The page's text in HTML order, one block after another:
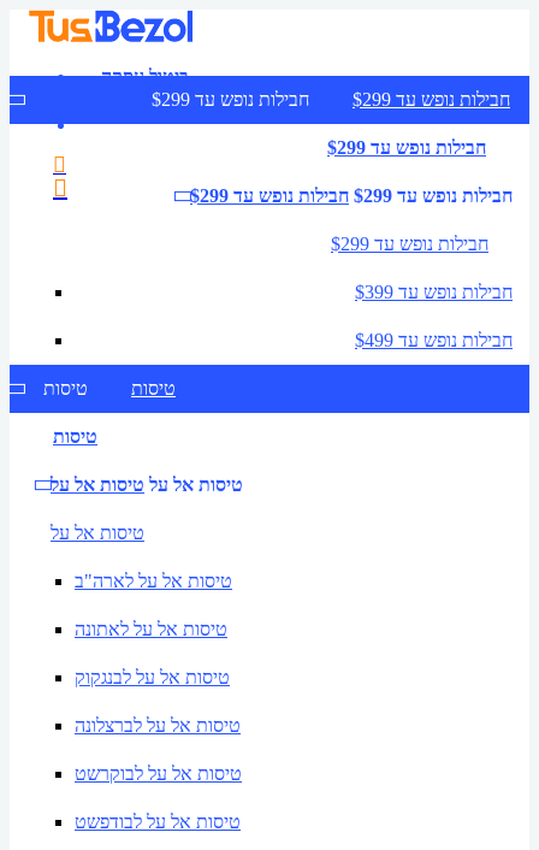
ביטול עסקה
צרו קשר
חבילות נופש עד $299 חבילות נופש עד $299
חבילות נופש עד $299
חבילות נופש עד $299 חבילות נופש עד $299
חבילות נופש עד $299
חבילות נופש עד $399
חבילות נופש עד $499
טיסות טיסות
טיסות
טיסות אל על טיסות אל על
טיסות אל על
טיסות אל על לארה"ב
טיסות אל על לאתונה
טיסות אל על לבנגקוק
טיסות אל על לברצלונה
טיסות אל על לבוקרשט
טיסות אל על לבודפשט